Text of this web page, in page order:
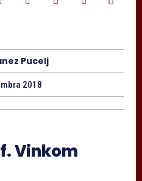
Pucelj
2018
Vinkom